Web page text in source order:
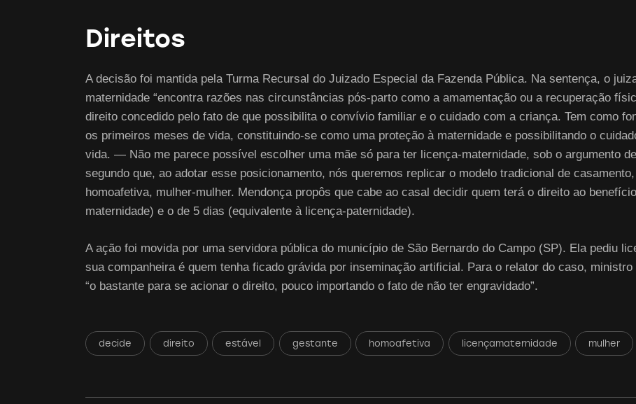
Direitos
A decisão foi mantida pela Turma Recursal do Juizado Especial da Fazenda Pública. Na sentença, o
maternidade “encontra razões nas circunstâncias pós-parto como a amamentação ou a recuperação
direito concedido pelo fato de que possibilita o convívio familiar e o cuidado com a criança. Tem como
os primeiros meses de vida, constituindo-se como uma proteção à maternidade e possibilitando o
vida. — Não me parece possível escolher uma mãe só para ter licença-maternidade, sob o argumento
segundo que, ao adotar esse posicionamento, nós queremos replicar o modelo tradicional de
homoafetiva, mulher-mulher. Mendonça propôs que cabe ao casal decidir quem terá o direito ao
maternidade) e o de 5 dias (equivalente à licença-paternidade).
A ação foi movida por uma servidora pública do município de São Bernardo do Campo (SP). Ela pediu
sua companheira é quem tenha ficado grávida por inseminação artificial. Para o relator do caso,
“o bastante para se acionar o direito, pouco importando o fato de não ter engravidado”.
decide direito estável gestante homoafetiva licençamaternidade mulher